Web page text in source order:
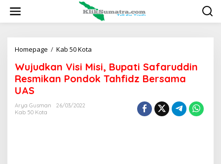
w
Homepage / Kab 50 Kota
j
u
d
Wujudkan Visi Misi, Bupati Safaruddin
Resmikan Pondok Tahfidz Bersama
UAS
Arya Gusman
26/03/2022
Kab 50 Kota